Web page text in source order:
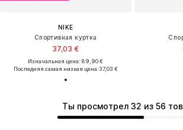
NIKE
Спортивная куртка
37,03 €
Изначальная цена: 89,90 €
Последняя самая низкая цена:37,03 €
Ты просмотрел 32 из 56